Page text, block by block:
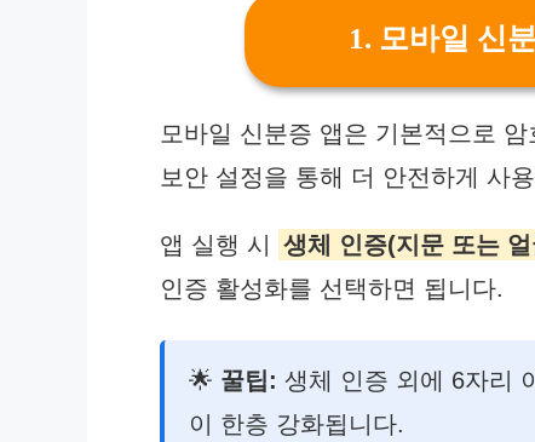
1. 모바일 신
모바일 신분증 앱은 기본적으로
보안 설정을 통해 더 안전하게 사
앱 실행 시 생체 인증(지문 또는
인증 활성화를 선택하면 됩니다.
🌟 꿀팁: 생체 인증 외에 6자리
이 한층 강화됩니다.